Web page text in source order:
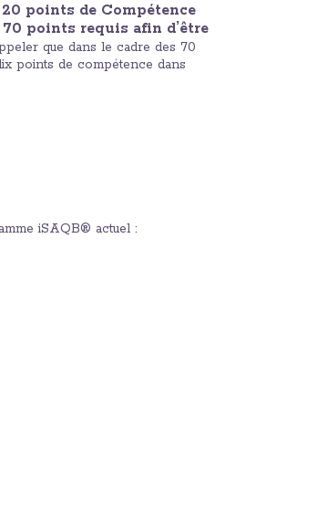
20 points de Compétence
70 points requis afin d’être
que dans le cadre des 70
points de compétence dans
iSAQB® actuel :